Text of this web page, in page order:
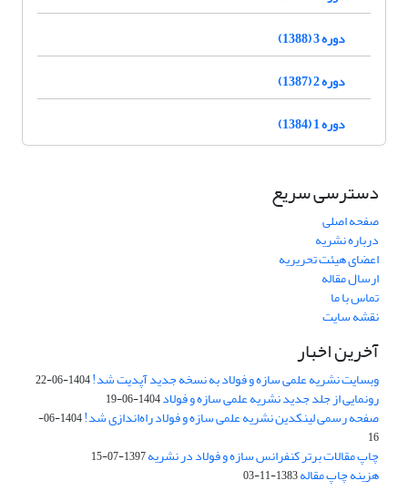
دوره 3 (1388)
دوره 2 (1387)
دوره 1 (1384)
دسترسی سریع
صفحه اصلی
درباره نشریه
اعضای هیئت تحریریه
ارسال مقاله
تماس با ما
نقشه سایت
آخرین اخبار
وبسایت نشریه علمی سازه و فولاد به نسخه جدید آپدیت شد!1404-06-22
رونمایی از جلد جدید نشریه علمی سازه و فولاد1404-06-19
صفحه رسمی لینکدین نشریه علمی سازه و فولاد راه‌اندازی شد!
1404-06-
16
چاپ مقالات برتر کنفرانس سازه و فولاد در نشریه1397-07-15
هزینه چاپ مقاله1383-11-03